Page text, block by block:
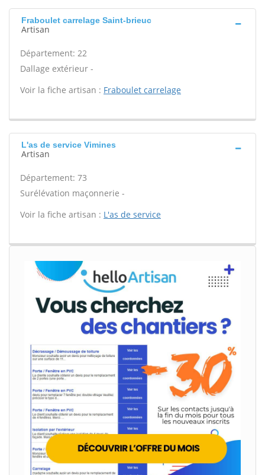
Fraboulet carrelage Saint-brieuc
Artisan
Département: 22
Dallage extérieur -
Voir la fiche artisan : Fraboulet carrelage
L'as de service Vimines
Artisan
Département: 73
Surélévation maçonnerie -
Voir la fiche artisan : L'as de service